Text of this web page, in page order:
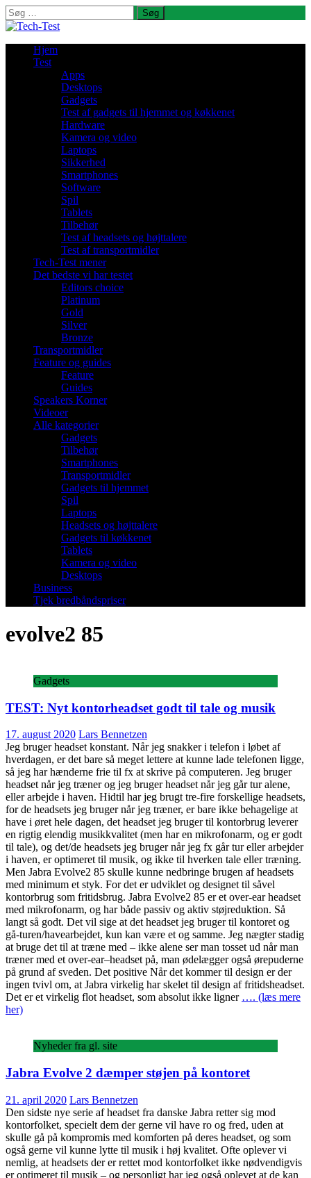
Søg
efter:
Hjem
Test
Apps
Desktops
Gadgets
Test af gadgets til hjemmet og køkkenet
Hardware
Kamera og video
Laptops
Sikkerhed
Smartphones
Software
Spil
Tablets
Tilbehør
Test af headsets og højttalere
Test af transportmidler
Tech-Test mener
Det bedste vi har testet
Editors choice
Platinum
Gold
Silver
Bronze
Transportmidler
Feature og guides
Feature
Guides
Speakers Korner
Videoer
Alle kategorier
Gadgets
Tilbehør
Smartphones
Transportmidler
Gadgets til hjemmet
Spil
Laptops
Headsets og højttalere
Gadgets til køkkenet
Tablets
Kamera og video
Desktops
Business
Tjek bredbåndspriser
evolve2 85
Gadgets
TEST: Nyt kontorheadset godt til tale og musik
17. august 2020 Lars Bennetzen
Jeg bruger headset konstant. Når jeg snakker i telefon i løbet af
hverdagen, er det bare så meget lettere at kunne lade telefonen ligge,
så jeg har hænderne frie til fx at skrive på computeren. Jeg bruger
headset når jeg træner og jeg bruger headset når jeg går tur alene,
eller arbejde i haven. Hidtil har jeg brugt tre-fire forskellige headsets,
for de headsets jeg bruger når jeg træner, er bare ikke behagelige at
have i øret hele dagen, det headset jeg bruger til kontorbrug leverer
en rigtig elendig musikkvalitet (men har en mikrofonarm, og er godt
til tale), og det/de headsets jeg bruger når jeg fx går tur eller arbejder
i haven, er optimeret til musik, og ikke til hverken tale eller træning.
Men Jabra Evolve2 85 skulle kunne nedbringe brugen af headsets
med minimum et styk. For det er udviklet og designet til såvel
kontorbrug som fritidsbrug. Jabra Evolve2 85 er et over-ear headset
med mikrofonarm, og har både passiv og aktiv støjreduktion. Så
langt så godt. Det vil sige at det headset jeg bruger til kontoret og
gå-turen/havearbejdet, kun kan være et og samme. Jeg nægter stadig
at bruge det til at træne med – ikke alene ser man tosset ud når man
træner med et over-ear–headset på, man ødelægger også ørepuderne
på grund af sveden. Det positive Når det kommer til design er der
ingen tvivl om, at Jabra virkelig har skelet til design af fritidsheadset.
Det er et virkelig flot headset, som absolut ikke ligner …. (læs mere
her)
Nyheder fra gl. site
Jabra Evolve 2 dæmper støjen på kontoret
21. april 2020 Lars Bennetzen
Den sidste nye serie af headset fra danske Jabra retter sig mod
kontorfolket, specielt dem der gerne vil have ro og fred, uden at
skulle gå på kompromis med komforten på deres headset, og som
også gerne vil kunne lytte til musik i høj kvalitet. Ofte oplever vi
nemlig, at headsets der er rettet mod kontorfolket ikke nødvendigvis
er optimeret til musik – og personligt har jeg også oplevet at de kan